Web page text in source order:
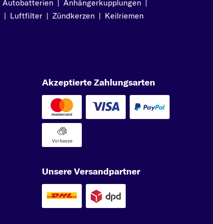
Autobatterien | Anhängerkupplungen |
| Luftfilter | Zündkerzen | Keilriemen
Akzeptierte Zahlungsarten
Vorkasse
Unsere Versandpartner